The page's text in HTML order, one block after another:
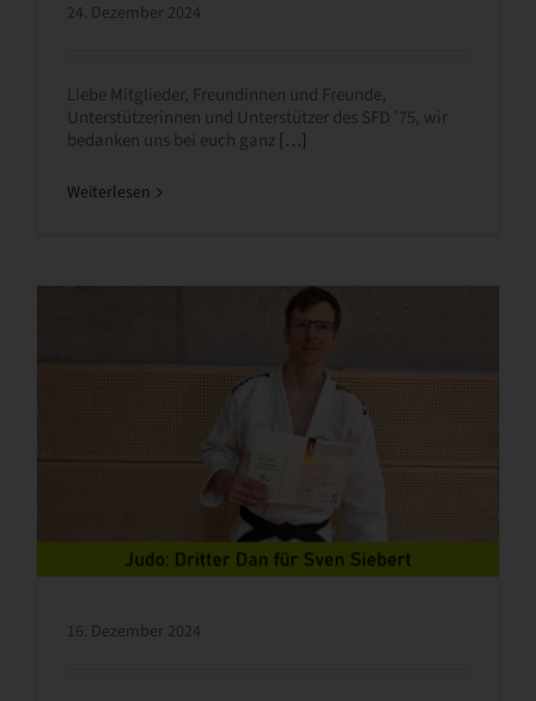
24. Dezember 2024
Liebe Mitglieder, Freundinnen und Freunde,
Unterstützerinnen und Unterstützer des SFD ’75, wir
bedanken uns bei euch ganz[…]
Weiterlesen
16. Dezember 2024